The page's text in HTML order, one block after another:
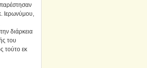
Ιερωνύμου,
διάρκεια
του
τούτο εκ